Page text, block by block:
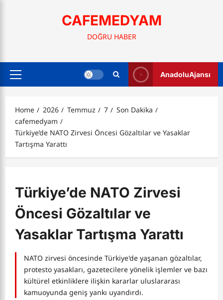
CAFEMEDYAM
DOĞRU HABER
Primary
AnadoluAjansı
Home 2026 Temmuz 7
Son Dakika
cafemedyam
Türkiye’de NATO Zirvesi Öncesi Gözaltılar ve Yasaklar
Tartışma Yarattı
Türkiye’de NATO Zirvesi
Öncesi Gözaltılar ve
Yasaklar Tartışma Yarattı
NATO zirvesi öncesinde Türkiye'de yaşanan gözaltılar,
protesto yasakları, gazetecilere yönelik işlemler ve bazı
kültürel etkinliklere ilişkin kararlar uluslararası
kamuoyunda geniş yankı uyandırdı.